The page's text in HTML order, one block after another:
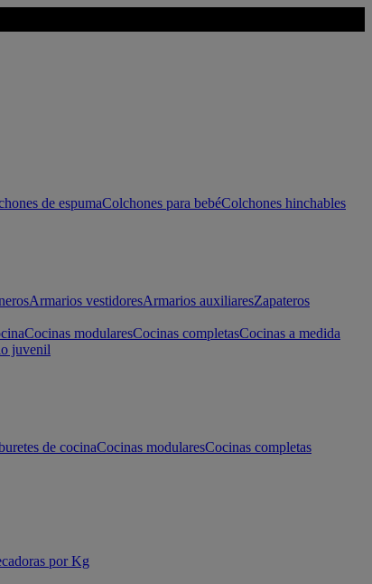
de espumaColchones para bebéColchones hinchables
Armarios vestidoresArmarios auxiliaresZapateros
Cocinas modularesCocinas completasCocinas a medida
juvenil
de cocinaCocinas modularesCocinas completas
por Kg